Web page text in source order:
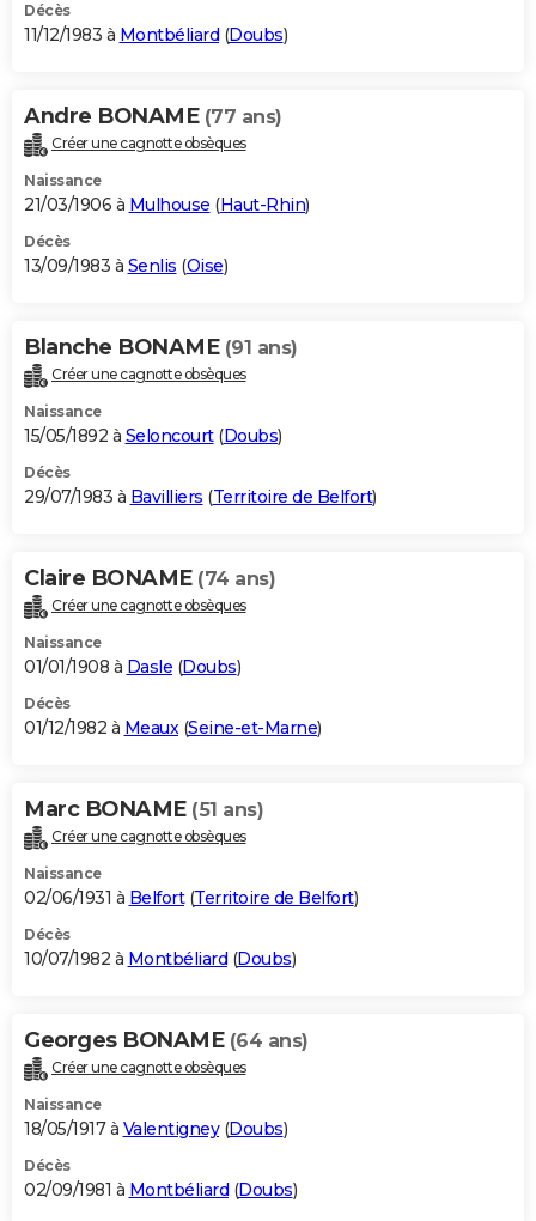
Décès
11/12/1983 à Montbéliard (Doubs)
Andre BONAME (77 ans)
Créer une cagnotte obsèques
Naissance
21/03/1906 à Mulhouse (Haut-Rhin)
Décès
13/09/1983 à Senlis (Oise)
Blanche BONAME (91 ans)
Créer une cagnotte obsèques
Naissance
15/05/1892 à Seloncourt(Doubs)
Décès
29/07/1983 à Bavilliers (Territoire de Belfort)
Claire BONAME (74 ans)
Créer une cagnotte obsèques
Naissance
01/01/1908 à Dasle (Doubs)
Décès
01/12/1982 à Meaux(Seine-et-Marne)
Marc BONAME (51 ans)
Créer une cagnotte obsèques
Naissance
02/06/1931 à Belfort(Territoire de Belfort)
Décès
10/07/1982 à Montbéliard (Doubs)
Georges BONAME (64 ans)
Créer une cagnotte obsèques
Naissance
18/05/1917 à Valentigney(Doubs)
Décès
02/09/1981 à Montbéliard (Doubs)